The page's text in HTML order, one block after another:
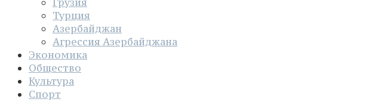
Турция
Азербайджан
Агрессия Азербайджана
Экономика
Общество
Культура
Спорт